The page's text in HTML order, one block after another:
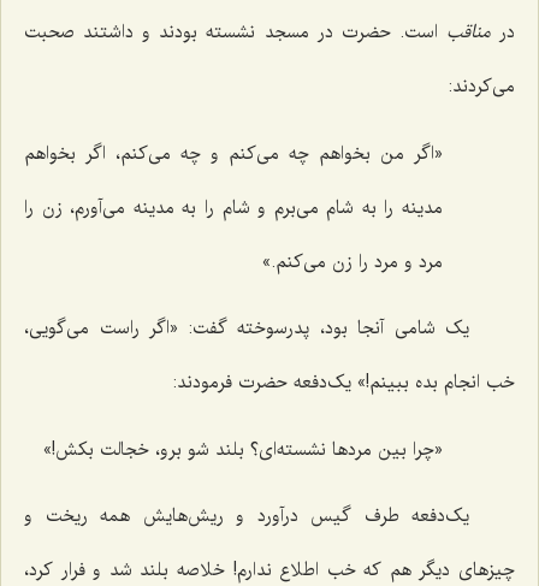
درمناقب است. حضرت در مسجد نشسته بودند و داشتند صحبت
می‌کردند:
«اگر من بخواهم چه می‌کنم و چه می‌کنم، اگر بخواهم
مدینه را به شام می‌برم و شام را به مدینه می‌آورم، زن را
مرد و مرد را زن می‌کنم.»
یک شامی آنجا بود، پدرسوخته گفت: «اگر راست می‌گویی،
خب انجام بده ببینم!» یک‌دفعه حضرت فرمودند:
«چرا بین مردها نشسته‌ای؟ بلند شو برو، خجالت بکش!»
یک‌دفعه طرف گیس درآورد و ریش‌هایش همه ریخت و
چیزهای دیگر هم که خب اطلاع ندارم! خلاصه بلند شد و فرار کرد،